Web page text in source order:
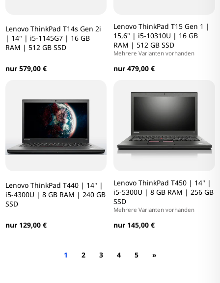
Lenovo ThinkPad T14s Gen 2i
| 14" | i5-1145G7 | 16 GB
RAM | 512 GB SSD
nur 579,00 €
Lenovo ThinkPad T15 Gen 1 |
15,6" | i5-10310U | 16 GB
RAM | 512 GB SSD
Mehrere Varianten vorhanden
nur 479,00 €
Lenovo ThinkPad T440 | 14" |
i5-4300U | 8 GB RAM | 240 GB
SSD
nur 129,00 €
Lenovo ThinkPad T450 | 14" |
i5-5300U | 8 GB RAM | 256 GB
SSD
Mehrere Varianten vorhanden
nur 145,00 €
1 2 3 4 5 »